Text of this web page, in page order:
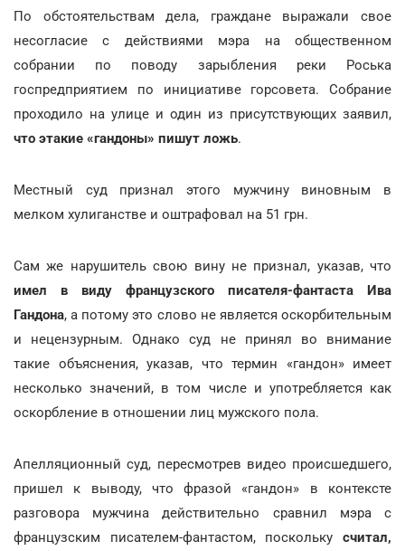
По обстоятельствам дела, граждане выражали свое
несогласие с действиями мэра на общественном
собрании по поводу зарыбления реки Роська
госпредприятием по инициативе горсовета. Собрание
проходило на улице и один из присутствующих заявил,
что этакие «гандоны» пишут ложь.
Местный суд признал этого мужчину виновным в
мелком хулиганстве и оштрафовал на 51 грн.
Сам же нарушитель свою вину не признал, указав, что
имел в виду французского писателя-фантаста Ива
Гандона, а потому это слово не является оскорбительным
и нецензурным. Однако суд не принял во внимание
такие объяснения, указав, что термин «гандон» имеет
несколько значений, в том числе и употребляется как
оскорбление в отношении лиц мужского пола.
Апелляционный суд, пересмотрев видео происшедшего,
пришел к выводу, что фразой «гандон» в контексте
разговора мужчина действительно сравнил мэра с
французским писателем-фантастом, поскольку считал,